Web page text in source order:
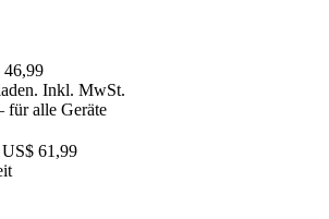
46,99
Inkl. MwSt.
für alle Geräte
US$ 61,99